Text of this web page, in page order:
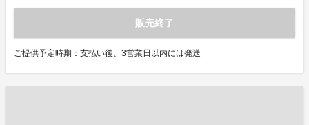
販売終了
ご提供予定時期：支払い後、3営業日以内には発送